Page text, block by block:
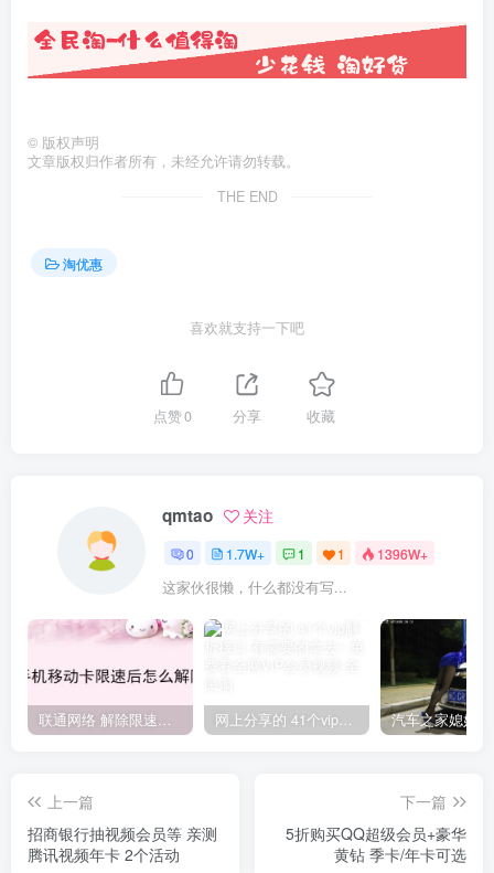
© 版权声明
文章版权归作者所有，未经允许请勿转载。
THE END
淘优惠
喜欢就支持一下吧
点赞0 分享 收藏
qmtao 关注
0 1.7W+ 1 1 1396W+
这家伙很懒，什么都没有写...
联通网络 解除限速方法参考！畅享、畅玩、老白干等及其它地区自测了 网上分享的 41个vip解析接口 有需要的拿去~ 免费看全网VIP会员视频
上一篇
招商银行抽视频会员等 亲测
腾讯视频年卡 2个活动
下一篇
5折购买QQ超级会员+豪华
黄钻 季卡/年卡可选